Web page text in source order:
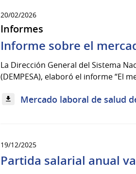
20/02/2026
Informes
Informe sobre el
La Dirección General del Sistema
(DEMPESA), elaboró el informe “El
Mercado laboral de salud
19/12/2025
Partida salarial anual